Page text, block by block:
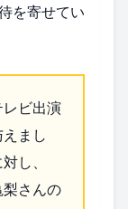
を寄せてい
ビ出演
まし
し、
さんの